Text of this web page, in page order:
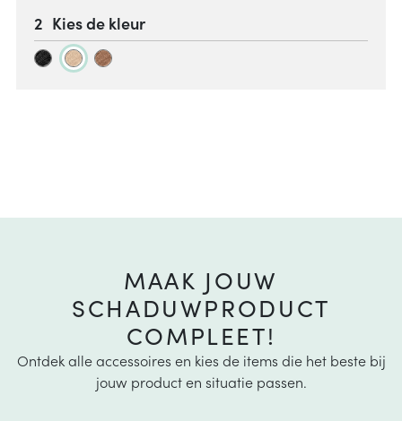
Kies de kleur
MAAK JOUW
SCHADUWPRODUCT
COMPLEET!
Ontdek alle accessoires en kies de items die het beste bij
jouw product en situatie passen.